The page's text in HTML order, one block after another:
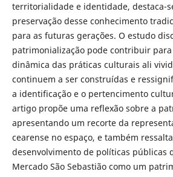
territorialidade e identidade, destaca-
preservação desse conhecimento
para as futuras gerações. O estudo
patrimonialização pode contribuir
dinâmica das práticas culturais ali
continuem a ser construídas e
a identificação e o pertencimento
artigo propõe uma reflexão sobre a
apresentando um recorte da
cearense no espaço, e também
desenvolvimento de políticas públicas
Mercado São Sebastião como um